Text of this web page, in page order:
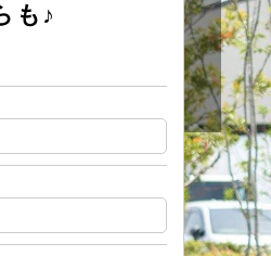
ター
も♪
STEP❶❷
住所（都道
住所（市区